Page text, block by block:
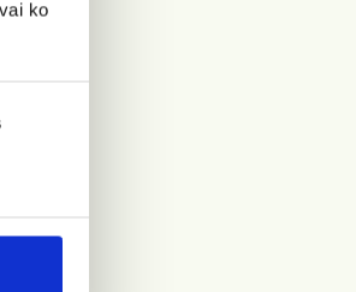
ko